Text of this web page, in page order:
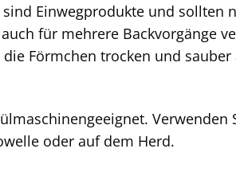
Einwegprodukte und sollten
für mehrere Backvorgänge
Förmchen trocken und
Verwenden
oder auf dem Herd.